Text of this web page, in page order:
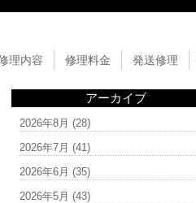
理内容 修理料金 発送修理
アーカイブ
2026年8月 (28)
2026年7月 (41)
2026年6月 (35)
2026年5月 (43)